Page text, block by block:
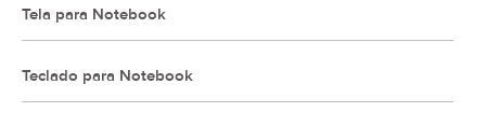
Tela para Notebook
Teclado para Notebook